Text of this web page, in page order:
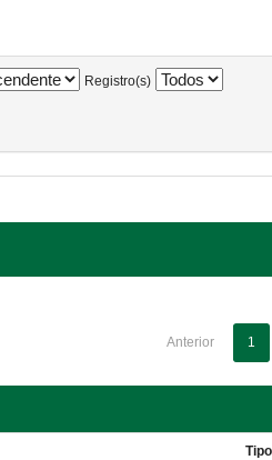
Registro(s)
Anterior 1
Tipo